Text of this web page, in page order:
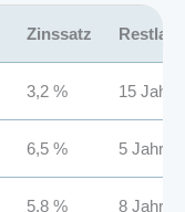
Zinssatz
3,2 % 15 Jahre
6,5 % 5 Jahre
5,8 % 8 Jahre